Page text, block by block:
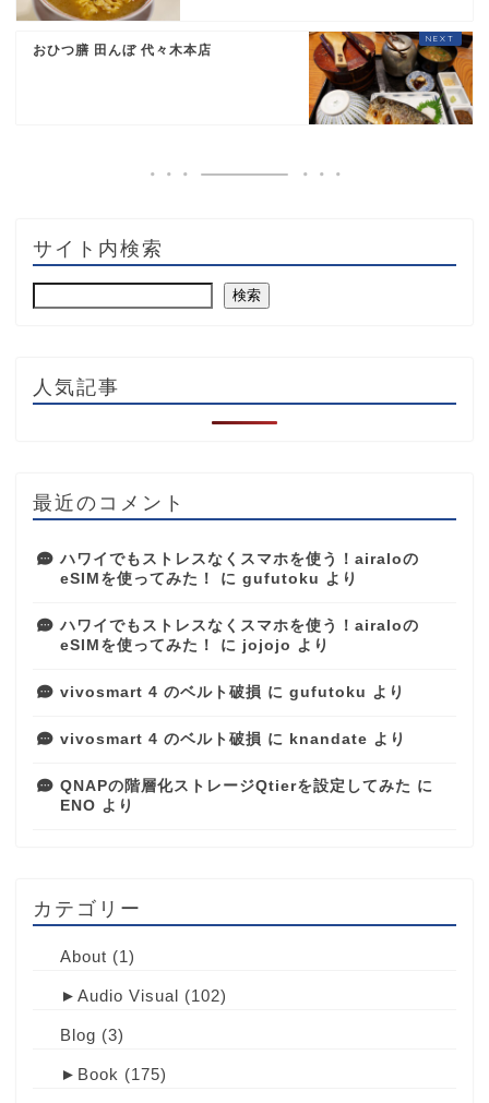
おひつ膳 田んぼ 代々木本店
サイト内検索
検索
人気記事
最近のコメント
ハワイでもストレスなくスマホを使う！airaloの
eSIMを使ってみた！
に gufutoku より
ハワイでもストレスなくスマホを使う！airaloの
eSIMを使ってみた！
に jojojo より
vivosmart 4 のベルト破損 に gufutoku より
vivosmart 4 のベルト破損 に knandate より
QNAPの階層化ストレージQtierを設定してみた に
ENO より
カテゴリー
About (1)
► Audio Visual (102)
Blog (3)
► Book (175)